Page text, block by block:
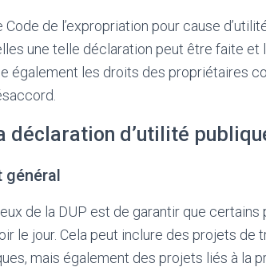
de l’expropriation pour cause
une telle déclaration peut être faite et
également les droits des propriétaires
déclaration d’utilité
général
de la DUP est de garantir que
le jour. Cela peut inclure des projets de
mais également des projets liés à la